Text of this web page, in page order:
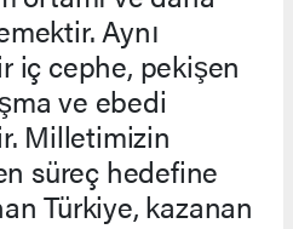
Aynı
iç cephe, pekişen
ve ebedi
Milletimizin
süreç hedefine
Türkiye, kazanan